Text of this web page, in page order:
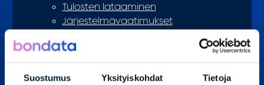
Suostumus Yksityiskohdat Tietoja
Tulosten lataaminen
Järjestelmävaatimukset
In English
Järjestelmävaatimukset